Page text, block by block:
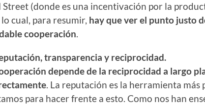
Street (donde es una incentivación por la
cual, para resumir, hay que ver el punto justo
cooperación.
transparencia y reciprocidad.
depende de la reciprocidad a largo
. La reputación es la herramienta más
para hacer frente a esto. Como nos han